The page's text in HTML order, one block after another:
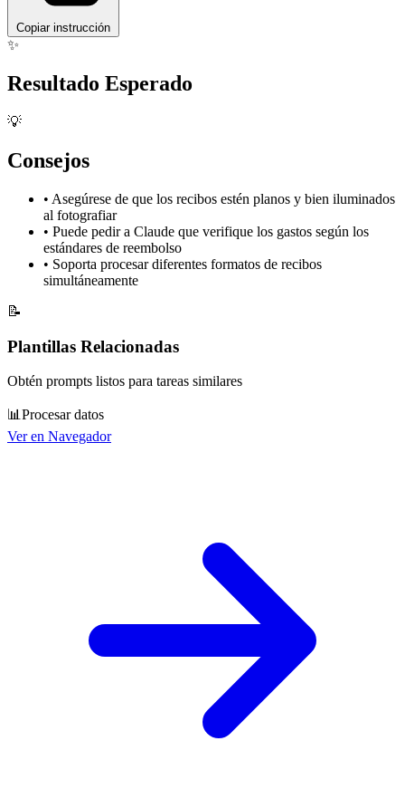
Copiar instrucción
✨
Resultado Esperado
💡
Consejos
• Asegúrese de que los recibos estén planos y bien iluminados
al fotografiar
• Puede pedir a Claude que verifique los gastos según los
estándares de reembolso
• Soporta procesar diferentes formatos de recibos
simultáneamente
📝
Plantillas Relacionadas
Obtén prompts listos para tareas similares
📊 Procesar datos
Ver en Navegador